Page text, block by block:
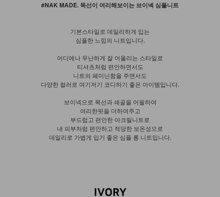
#NAK MADE. 목선이 여리해보이는 브이넥 심플니트
기본스타일로 데일리하게 입는
심플한 느낌의 니트입니다.
어디에나 무난하게 잘 어울리는 스타일로
티셔츠처럼 편안하면서도
니트의 페미닌함을 주면서도
다양한 컬러로 여기저기 코디하기 좋은 아이템입니다.
브이넥으로 목선과 쇄골을 어필하여
여리한핏을 더하여주고
부드럽고 편안한 아크릴니트로
내 피부처럼 편안하고 적당한 보온성으로
데일리로 가볍게 입기 좋은 심플 롱 니트입니다.